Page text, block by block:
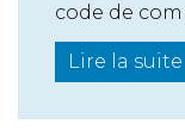
code de
Lire la suite